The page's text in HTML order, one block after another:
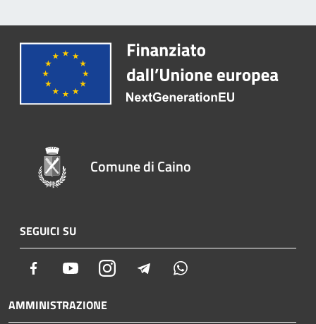
Comune di Caino
SEGUICI SU
Facebook YoutubeInstagram Telegram
AMMINISTRAZIONE